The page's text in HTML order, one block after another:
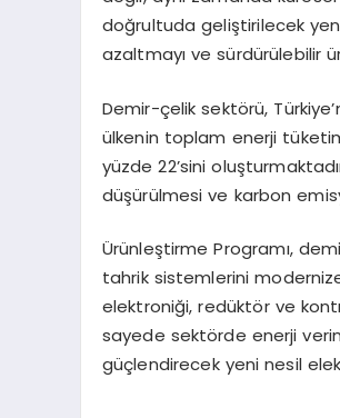
doğrultuda geliştirilecek
azaltmayı ve sürdürülebilir
Demir-çelik sektörü,
ülkenin toplam enerji
yüzde 22’sini
düşürülmesi ve karbon
Ürünleştirme Programı,
tahrik sistemlerini
elektroniği, redüktör ve
sayede sektörde enerji
güçlendirecek yeni nesil